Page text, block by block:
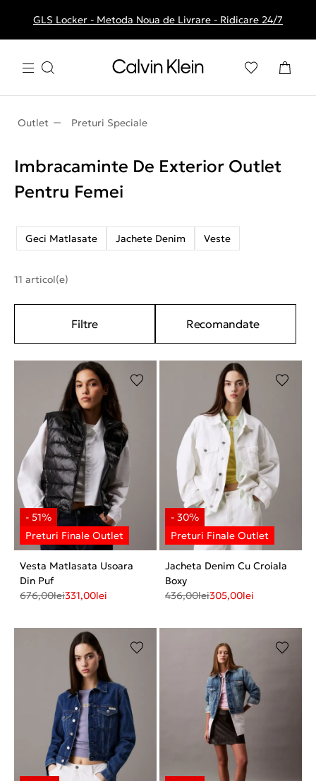
Livrare gratuita la comenzile de peste 250 RON
GLS Locker - Metoda Noua de Livrare - Ridicare 24/7
Outlet Preturi Speciale
Imbracaminte De Exterior Outlet
Pentru Femei
Geci Matlasate Jachete Denim Veste
11 articol(e)
Filtre Recomandate
Vesta Matlasata Usoara
Din Puf
676,00lei331,00lei
Jacheta Denim Cu Croiala
Boxy
436,00lei305,00lei